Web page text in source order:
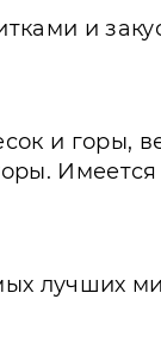
и
и
лучших